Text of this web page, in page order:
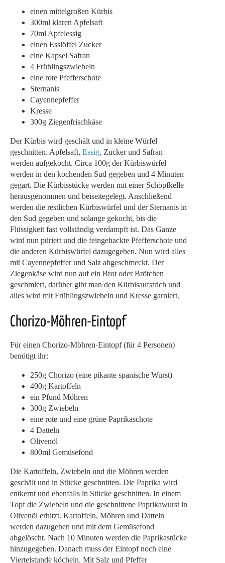
einen mittelgroßen Kürbis
300ml klaren Apfelsaft
70ml Apfelessig
einen Esslöffel Zucker
eine Kapsel Safran
4 Frühlingszwiebeln
eine rote Pfefferschote
Sternanis
Cayennepfeffer
Kresse
300g Ziegenfrischkäse
Der Kürbis wird geschält und in kleine Würfel
geschnitten. Apfelsaft, Essig, Zucker und Safran
werden aufgekocht. Circa 100g der Kürbiswürfel
werden in den kochenden Sud gegeben und 4 Minuten
gegart. Die Kürbisstücke werden mit einer Schöpfkelle
herausgenommen und beiseitegelegt. Anschließend
werden die restlichen Kürbiswürfel und der Sternanis in
den Sud gegeben und solange gekocht, bis die
Flüssigkeit fast vollständig verdampft ist. Das Ganze
wird nun püriert und die feingehackte Pfefferschote und
die anderen Kürbiswürfel dazugegeben. Nun wird alles
mit Cayennepfeffer und Salz abgeschmeckt. Der
Ziegenkäse wird nun auf ein Brot oder Brötchen
geschmiert, darüber gibt man den Kürbisaufstrich und
alles wird mit Frühlingszwiebeln und Kresse garniert.
Chorizo-Möhren-Eintopf
Für einen Chorizo-Möhren-Eintopf (für 4 Personen)
benötigt ihr:
250g Chorizo (eine pikante spanische Wurst)
400g Kartoffeln
ein Pfund Möhren
300g Zwiebeln
eine rote und eine grüne Paprikaschote
4 Datteln
Olivenöl
800ml Gemüsefond
Die Kartoffeln, Zwiebeln und die Möhren werden
geschält und in Stücke geschnitten. Die Paprika wird
entkernt und ebenfalls in Stücke geschnitten. In einem
Topf die Zwiebeln und die geschnittene Paprikawurst in
Olivenöl erhitzt. Kartoffeln, Möhren und Datteln
werden dazugeben und mit dem Gemüsefond
abgelöscht. Nach 10 Minuten werden die Paprikastücke
hinzugegeben. Danach muss der Eintopf noch eine
Viertelstunde köcheln. Mit Salz und Pfeffer